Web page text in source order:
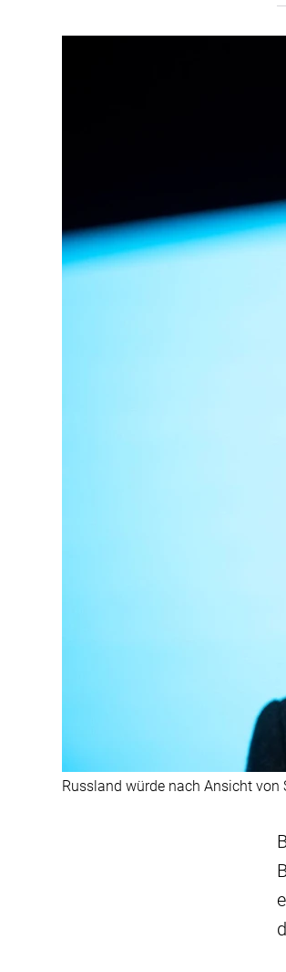
Russland würde nach Ansicht von